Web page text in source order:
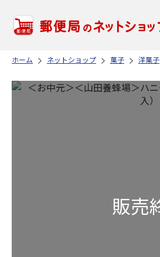
ホーム ネットショップ 菓子 洋菓子